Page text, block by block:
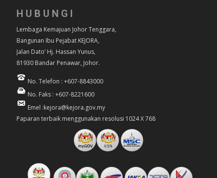
HUBUNGI
Lembaga Kemajuan Johor Tenggara,
Bangunan Ibu Pejabat KEJORA,
Jalan Dato’ Hj. Hassan Yunus,
81930 Bandar Penawar, Johor.
No. Telefon : +607-8843000
No. Faks : +607-8221600
Emel :kejora@kejora.gov.my
Paparan terbaik menggunakan resolusi 1024 X 768